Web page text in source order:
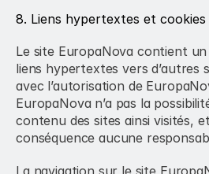
8. Liens hypertextes et cookies
Le site EuropaNova contient
liens hypertextes vers d’autres
avec l’autorisation de
EuropaNova n’a pas la
contenu des sites ainsi visités,
conséquence aucune
La navigation sur le site